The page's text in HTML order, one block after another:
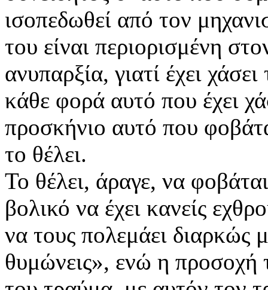
ισοπεδωθεί από τον
του είναι περιορισμένη
ανυπαρξία, γιατί έχει
κάθε φορά αυτό που έχει
προσκήνιο αυτό που
το θέλει.
Το θέλει, άραγε, να
βολικό να έχει κανείς
να τους πολεμάει διαρκώς
θυμώνεις», ενώ η προσοχή